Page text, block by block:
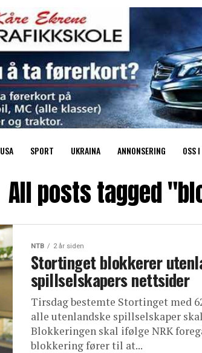
USA SPORT UKRAINA ANNONSERING OSS
All posts tagged
NTB 2 år siden
Stortinget blokkerer
spillselskapers nettsider
Tirsdag bestemte Stortinget med
alle utenlandske spillselskaper
Blokkeringen skal ifølge NRK
blokkering fører til at...